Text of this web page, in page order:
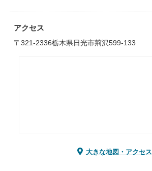
アクセス
〒321-2336栃木県日光市荊沢599-133
大きな地図・アクセス